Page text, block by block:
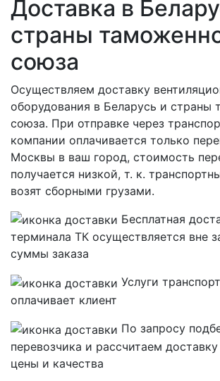
Доставка в
страны
союза
Осуществляем доставку
оборудования в Беларусь и страны
союза. При отправке через
компании оплачивается только
Москвы в ваш город, стоимость
получается низкой, т. к.
возят сборными грузами.
Бесплатная
терминала ТК осуществляется вне
суммы заказа
Услуги
оплачивает клиент
По запросу
перевозчика и рассчитаем
цены и качества